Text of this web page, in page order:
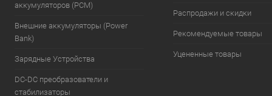
аккумуляторов (PCM)
Внешние аккумуляторы (Power
Bank)
Зарядные Устройства
DC-DC преобразователи и
стабилизаторы
Распродажи и скидки
Рекомендуемые товары
Уцененные товары